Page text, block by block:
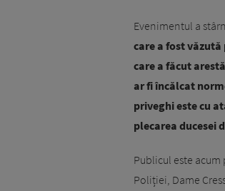
Evenimentul a
care a fost
care a făcut
ar fi încălcat
priveghi este cu
plecarea ducesei
Publicul este
Poliției, Dame